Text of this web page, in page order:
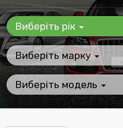
Виберіть рік
Виберіть марку
Виберіть модель